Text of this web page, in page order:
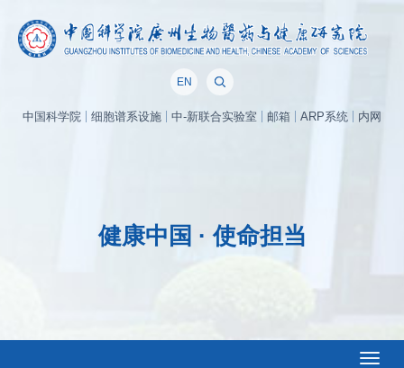
EN
中国科学院 细胞谱系设施 中-新联合实验室 邮箱 ARP系统 内网
健康中国 · 使命担当